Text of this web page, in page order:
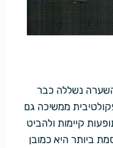
נשללה כבר
הספקולטיבית ממשיכה גם
קיימות ולהביט
ביותר היא כמובן